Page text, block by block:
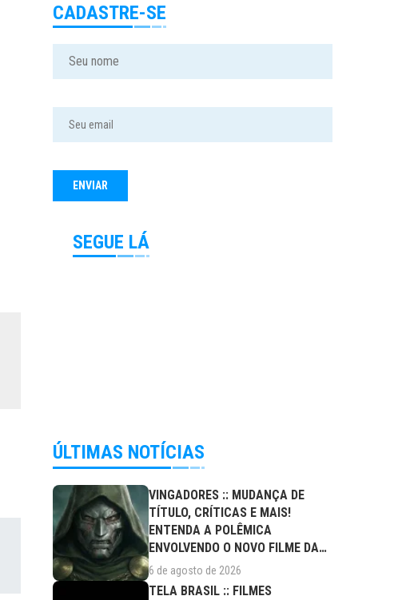
CADASTRE-SE
SEGUE LÁ
ÚLTIMAS NOTÍCIAS
VINGADORES :: MUDANÇA DE
TÍTULO, CRÍTICAS E MAIS!
ENTENDA A POLÊMICA
ENVOLVENDO O NOVO FILME DA
MARVEL
6 de agosto de 2026
TELA BRASIL :: FILMES